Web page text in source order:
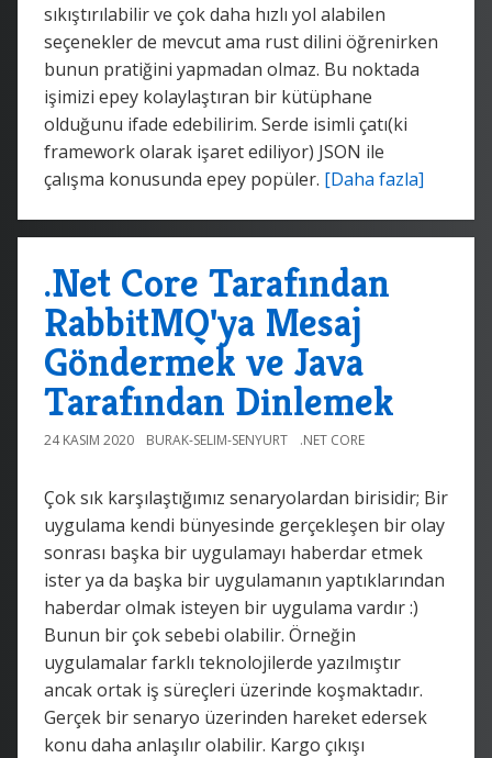
sıkıştırılabilir ve çok daha hızlı yol alabilen
seçenekler de mevcut ama rust dilini öğrenirken
bunun pratiğini yapmadan olmaz. Bu noktada
işimizi epey kolaylaştıran bir kütüphane
olduğunu ifade edebilirim. Serde isimli çatı(ki
framework olarak işaret ediliyor) JSON ile
çalışma konusunda epey popüler. [Daha fazla]
.Net Core Tarafından
RabbitMQ'ya Mesaj
Göndermek ve Java
Tarafından Dinlemek
24 KASIM 2020 BURAK-SELIM-SENYURT .NET CORE
Çok sık karşılaştığımız senaryolardan birisidir; Bir
uygulama kendi bünyesinde gerçekleşen bir olay
sonrası başka bir uygulamayı haberdar etmek
ister ya da başka bir uygulamanın yaptıklarından
haberdar olmak isteyen bir uygulama vardır :)
Bunun bir çok sebebi olabilir. Örneğin
uygulamalar farklı teknolojilerde yazılmıştır
ancak ortak iş süreçleri üzerinde koşmaktadır.
Gerçek bir senaryo üzerinden hareket edersek
konu daha anlaşılır olabilir. Kargo çıkışı